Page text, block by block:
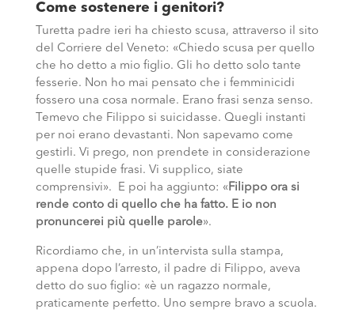
Come sostenere i genitori?
Turetta padre ieri ha chiesto scusa, attraverso il sito
del Corriere del Veneto: «Chiedo scusa per quello
che ho detto a mio figlio. Gli ho detto solo tante
fesserie. Non ho mai pensato che i femminicidi
fossero una cosa normale. Erano frasi senza senso.
Temevo che Filippo si suicidasse. Quegli instanti
per noi erano devastanti. Non sapevamo come
gestirli. Vi prego, non prendete in considerazione
quelle stupide frasi. Vi supplico, siate
comprensivi». E poi ha aggiunto: «Filippo ora si
rende conto di quello che ha fatto. E io non
pronuncerei più quelle parole».
Ricordiamo che, in un’intervista sulla stampa,
appena dopo l’arresto, il padre di Filippo, aveva
detto do suo figlio: «è un ragazzo normale,
praticamente perfetto. Uno sempre bravo a scuola.